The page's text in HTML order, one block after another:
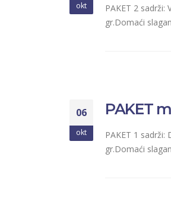
okt
PAKET 2
gr.Domaći
06
okt
PAKET
PAKET 1
gr.Domaći